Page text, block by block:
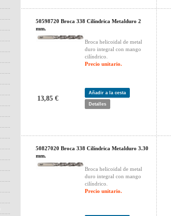
50598720 Broca 338 Cilíndrica Metalduro 2
mm.
Broca helicoidal de metal
duro integral con mango
cilíndrico.
Precio unitario.
13,85 €
Añadir a la cesta
Detalles
50827020 Broca 338 Cilíndrica Metalduro 3.30
mm.
Broca helicoidal de metal
duro integral con mango
cilíndrico.
Precio unitario.